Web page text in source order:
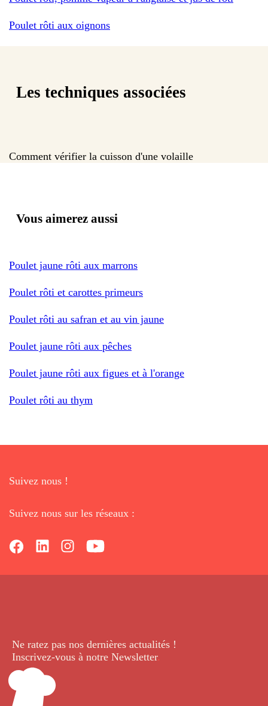
Poulet rôti aux oignons
Les techniques associées
Comment vérifier la cuisson d'une volaille
Vous aimerez aussi
Poulet jaune rôti aux marrons
Poulet rôti et carottes primeurs
Poulet rôti au safran et au vin jaune
Poulet jaune rôti aux pêches
Poulet jaune rôti aux figues et à l'orange
Poulet rôti au thym
Suivez nous !
Suivez nous sur les réseaux :
Ne ratez pas nos dernières actualités !
Inscrivez-vous à notre Newsletter.